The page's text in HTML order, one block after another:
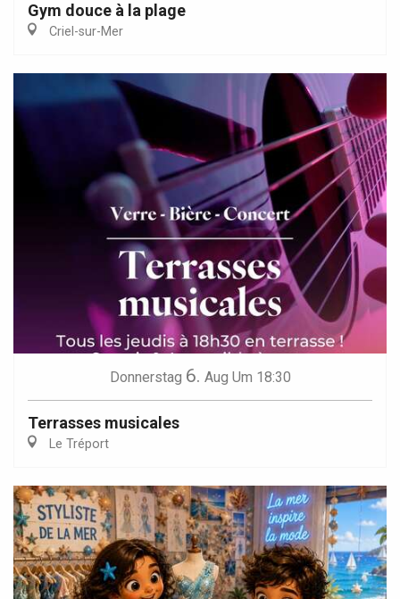
Gym douce à la plage
Criel-sur-Mer
Donnerstag 6. Aug Um 18:30
Terrasses musicales
Le Tréport